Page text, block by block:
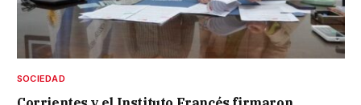
SOCIEDAD